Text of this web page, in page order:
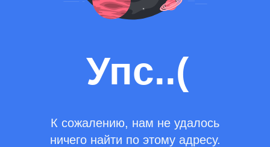
Упс..(
К сожалению, нам не удалось
ничего найти по этому адресу.